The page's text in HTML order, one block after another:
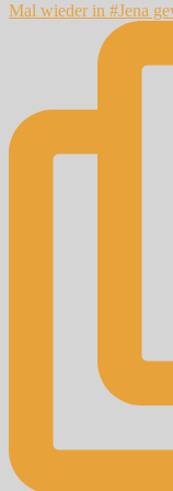
Mal wieder in #Jena